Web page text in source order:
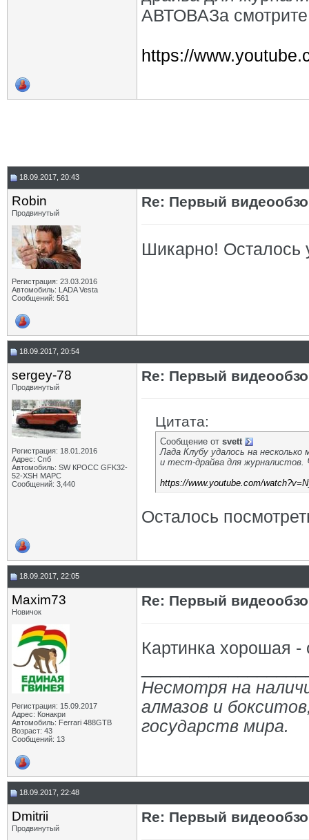
АВТОВАЗа
https://
18.09.2017, 20:43
Robin
Продвинутый
Регистрация: 23.03.2016
Автомобиль: LADA Vesta
Сообщений: 561
Re: Первый
Шикарно! Осталось
18.09.2017, 20:54
sergey-78
Продвинутый
Регистрация: 18.01.2016
Адрес: Спб
Автомобиль: SW КРОСС GFK32-
52-XSH МАРС
Сообщений: 3,440
Re: Первый
Цитата:
Сообщение от svett
Лада Клубу удалось на
и тест-драйва для
https://www.youtube.com/
Осталось
18.09.2017, 22:05
Maxim73
Новичок
Регистрация: 15.09.2017
Адрес: Конакри
Автомобиль: Ferrari 488GTB
Возраст: 43
Сообщений: 13
Re: Первый
Картинка хорошая -
Несмотря на
алмазов и
государств мира.
18.09.2017, 22:48
Dmitrii
Продвинутый
Re: Первый